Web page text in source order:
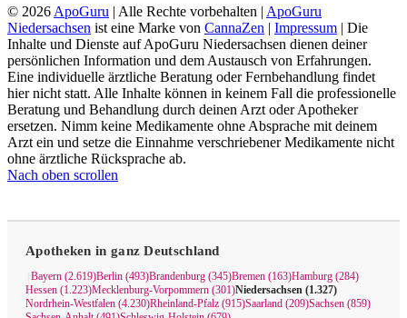
© 2026 ApoGuru | Alle Rechte vorbehalten | ApoGuru
Niedersachsen ist eine Marke von CannaZen | Impressum | Die
Inhalte und Dienste auf ApoGuru Niedersachsen dienen deiner
persönlichen Information und dem Austausch von Erfahrungen.
Eine individuelle ärztliche Beratung oder Fernbehandlung findet
hier nicht statt. Alle Inhalte können in keinem Fall die professionelle
Beratung und Behandlung durch deinen Arzt oder Apotheker
ersetzen. Nimm keine Medikamente ohne Absprache mit deinem
Arzt ein und setze die Einnahme verschriebener Medikamente nicht
ohne ärztliche Rücksprache ab.
Nach oben scrollen
Apotheken in ganz Deutschland
Bayern (2.619)Berlin (493)Brandenburg (345)Bremen (163)Hamburg (284)
Hessen (1.223)Mecklenburg-Vorpommern (301)Niedersachsen (1.327)
Nordrhein-Westfalen (4.230)Rheinland-Pfalz (915)Saarland (209)Sachsen (859)